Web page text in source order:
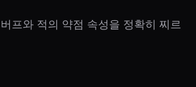
프와 적의 약점 속성을 정확히 찌르